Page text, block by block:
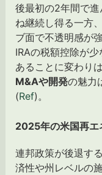
後最初の2年間で
ね継続し得る一方
ブ面で不透明感が
IRAの税額控除が
あることに変わり
M&Aや開発の魅力
(Ref)。
2025年の米国再エ
連邦政策が後退す
済性や州レベルの